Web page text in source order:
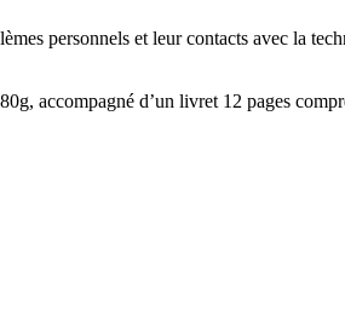
personnels et leur contacts avec la
accompagné d’un livret 12 pages